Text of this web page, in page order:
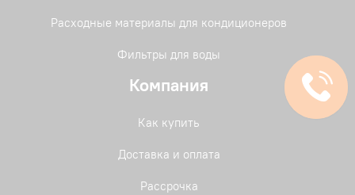
Расходные материалы для кондиционеров
Фильтры для воды
Компания
Как купить
Доставка и оплата
Рассрочка